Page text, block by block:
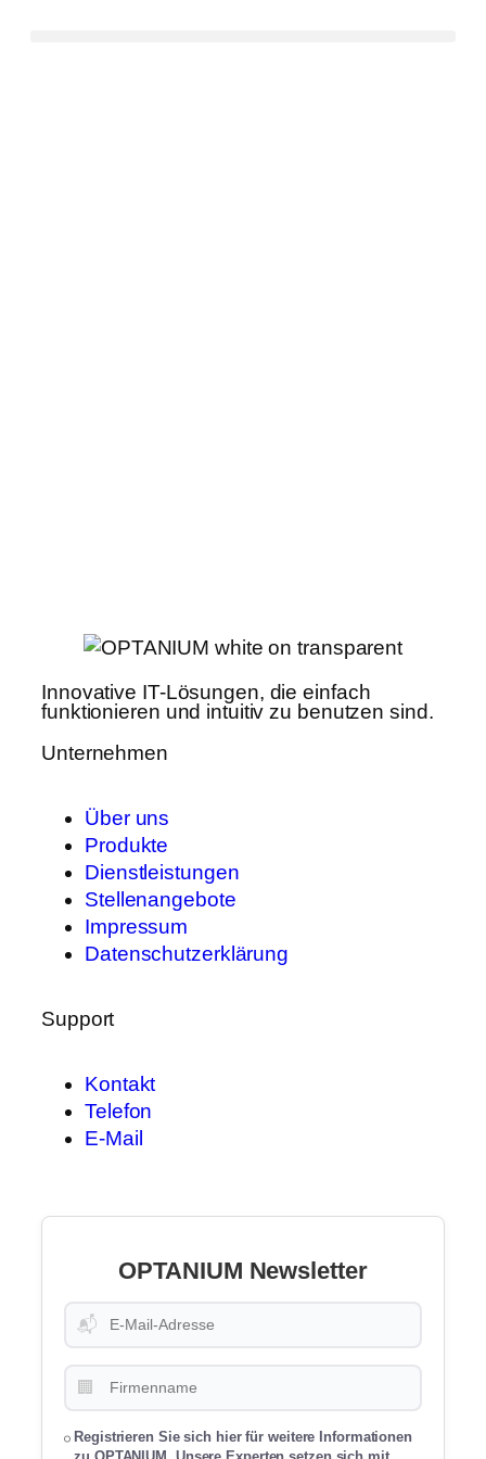
Innovative IT-Lösungen, die einfach
funktionieren und intuitiv zu benutzen sind.
Unternehmen
Über uns
Produkte
Dienstleistungen
Stellenangebote
Impressum
Datenschutzerklärung
Support
Kontakt
Telefon
E-Mail
OPTANIUM Newsletter
📬
🏢
Registrieren Sie sich hier für weitere Informationen